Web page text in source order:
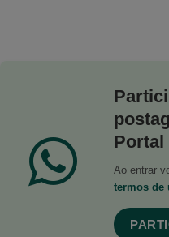
Portal
Ao entrar
termos de